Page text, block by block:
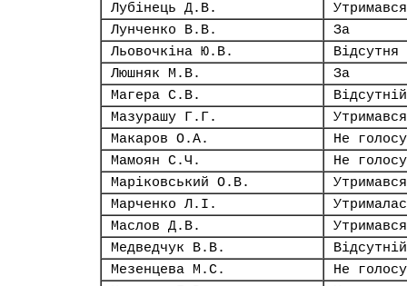
Лубінець Д.В.
Утримався
Лунченко В.В.
За
Льовочкіна Ю.В.
Відсутня
Люшняк М.В.
За
Магера С.В.
Відсутній
Мазурашу Г.Г.
Утримався
Макаров О.А.
Не
Мамоян С.Ч.
Не
Маріковський О.В.
Утримався
Марченко Л.І.
Маслов Д.В.
Утримався
Медведчук В.В.
Відсутній
Мезенцева М.С.
Не